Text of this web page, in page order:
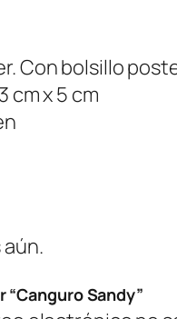
Con bolsillo
cm x 5 cm
“Canguro Sandy”